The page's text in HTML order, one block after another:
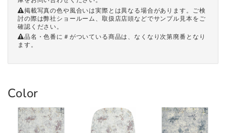
掲載写真の色や風合いは実際とは異なる場合があります。ご検
討の際は弊社ショールーム、取扱店店頭などでサンプル見本をご
確認ください。
品名・色番に＃がついている商品は、なくなり次第廃番となり
ます。
Color